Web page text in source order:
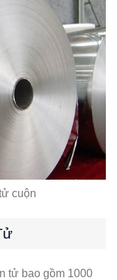
cuộn
tử bao gồm 1000